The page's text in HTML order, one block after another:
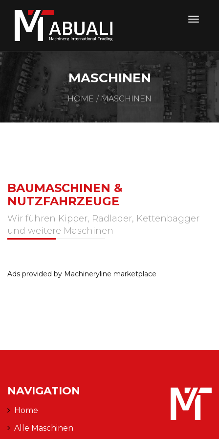
MASCHINEN
HOME MASCHINEN
BAUMASCHINEN &
NUTZFAHRZEUGE
Wir führen Kipper, Radlader, Kettenbagger
und weitere Maschinen
Ads provided by Machineryline marketplace
NAVIGATION
Home
Alle Maschinen